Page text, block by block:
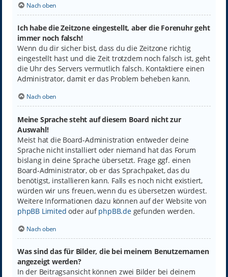
Nach oben
Ich habe die Zeitzone eingestellt, aber die Forenuhr geht
immer noch falsch!
Wenn du dir sicher bist, dass du die Zeitzone richtig
eingestellt hast und die Zeit trotzdem noch falsch ist, geht
die Uhr des Servers vermutlich falsch. Kontaktiere einen
Administrator, damit er das Problem beheben kann.
Nach oben
Meine Sprache steht auf diesem Board nicht zur
Auswahl!
Meist hat die Board-Administration entweder deine
Sprache nicht installiert oder niemand hat das Forum
bislang in deine Sprache übersetzt. Frage ggf. einen
Board-Administrator, ob er das Sprachpaket, das du
benötigst, installieren kann. Falls es noch nicht existiert,
würden wir uns freuen, wenn du es übersetzen würdest.
Weitere Informationen dazu können auf der Website von
phpBB Limited oder aufphpBB.degefunden werden.
Nach oben
Was sind das für Bilder, die bei meinem Benutzernamen
angezeigt werden?
In der Beitragsansicht können zwei Bilder bei deinem